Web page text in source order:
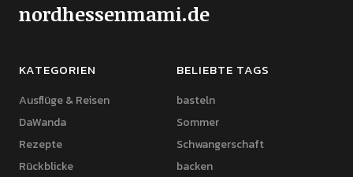
nordhessenmami.de
KATEGORIEN
Ausflüge & Reisen
DaWanda
Rezepte
Rückblicke
BELIEBTE TAGS
basteln
Sommer
Schwangerschaft
backen